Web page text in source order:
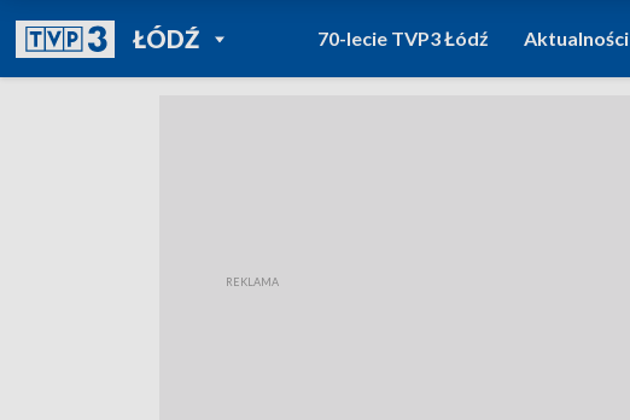
ŁÓDŹPOWRÓT DO
TVP REGIONY
70-lecie TVP3 Łódź Aktualności